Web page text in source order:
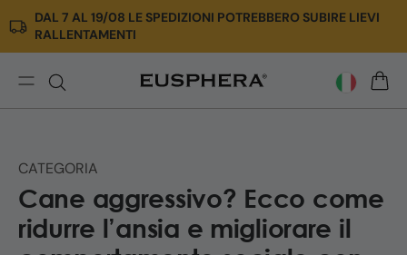
Vai
direttamente
ai
contenuti
DAL 7 AL 19/08 LE SPEDIZIONI POTREBBERO SUBIRE LIEVI
RALLENTAMENTI
rimedi
naturali
|
CATEGORIA
Cane aggressivo? Ecco come
ridurre l’ansia e migliorare il